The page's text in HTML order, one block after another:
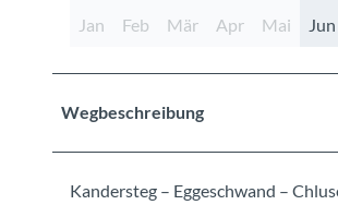
Jan Feb Mär Apr Mai Jun
Wegbeschreibung
Kandersteg – Eggeschwand –